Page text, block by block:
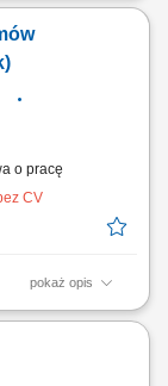
montażowych
i
o pracę
CV
pokaż opis
podłączanie
i
wodociągowymi